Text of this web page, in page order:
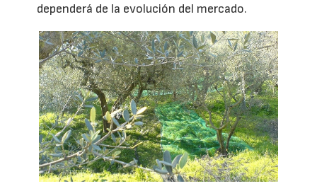
dependerá de la evolución del mercado.